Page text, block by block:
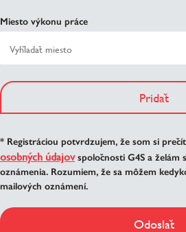
Miesto výkonu práce
Pridať
* Registráciou potvrdzujem, že som si
osobných údajovspoločnosti G4S a želám
oznámenia. Rozumiem, že sa môžem
mailových oznámení.
Odoslať